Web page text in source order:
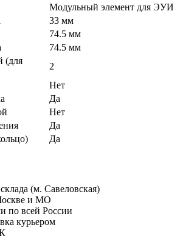
Модульный элемент для ЭУИ
33 мм
74.5 мм
74.5 мм
(для
2
Нет
Да
Нет
Да
Да
(м. Савеловская)
и МО
по всей России
курьером